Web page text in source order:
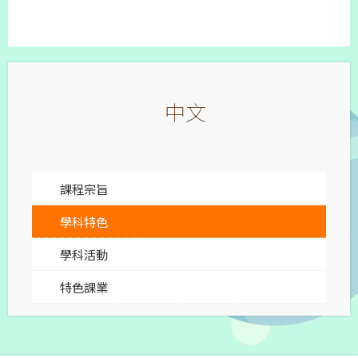
中文
課程宗旨
學科特色
學科活動
特色課業